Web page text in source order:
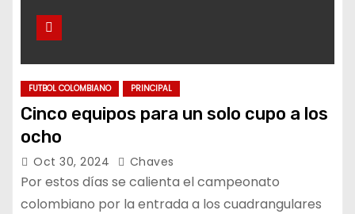
FUTBOL COLOMBIANO PRINCIPAL
Cinco equipos para un solo cupo a los
ocho
Oct 30, 2024 Chaves
Por estos días se calienta el campeonato
colombiano por la entrada a los cuadrangulares